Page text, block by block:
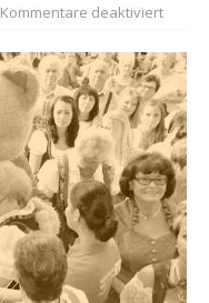
Kommentare deaktiviert